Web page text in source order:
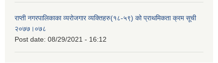
राप्ती नगरपालिकाका व्यरोजगार व्यक्तिहरु(१८-५९) को प्राथमिकता क्रम सूची
२०७७।०७८
Post date: 08/29/2021 - 16:12